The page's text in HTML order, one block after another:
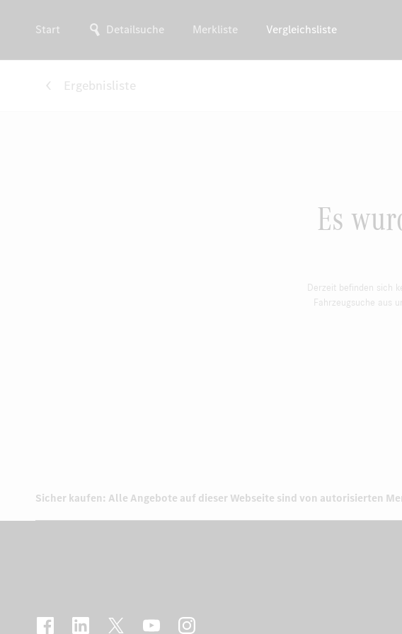
Start Detailsuche Merkliste Vergleichsliste
Ergebnisliste
Es
Derzeit befinden sich
Fahrzeugsuche aus
Sicher kaufen: Alle Angebote auf dieser Webseite sind von autorisierten